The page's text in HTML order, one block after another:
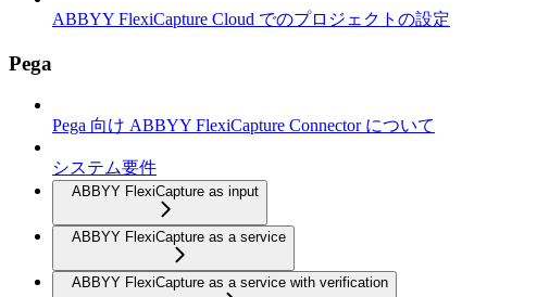
ABBYY FlexiCapture Cloud でのプロジェクトの設定
Pega
Pega 向け ABBYY FlexiCapture Connector について
システム要件
ABBYY FlexiCapture as input
ABBYY FlexiCapture as a service
ABBYY FlexiCapture as a service with verification